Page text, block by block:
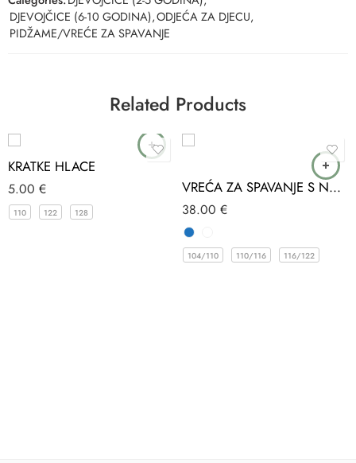
DJEVOJČICE (6-10 GODINA),ODJEĆA ZA DJECU,
PIDŽAME/VREĆE ZA SPAVANJE
Related Products
KRATKE HLACE
5.00 €
110 122 128
VREĆA ZA SPAVANJE S NOGAVICAMA MUSLIN SORT 2-7 GOD (1.0 TOG)
38.00 €
104/110 110/116 116/122